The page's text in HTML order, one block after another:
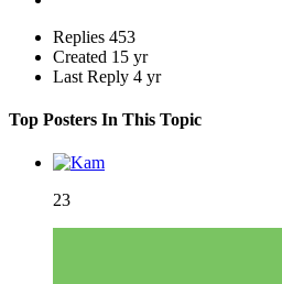
Replies 453
Created 15 yr
Last Reply 4 yr
Top Posters In This Topic
23